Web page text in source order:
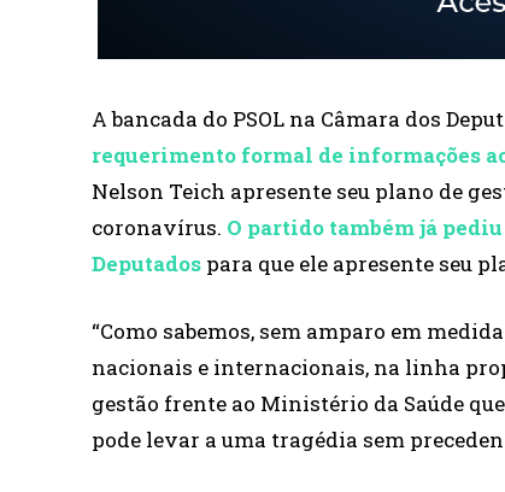
A bancada do PSOL na Câmara dos
requerimento formal de informações
Nelson Teich apresente seu plano de
coronavírus. O partido também já
Deputados para que ele apresente seu
“Como sabemos, sem amparo em
nacionais e internacionais, na linha
gestão frente ao Ministério da Saúde
pode levar a uma tragédia sem